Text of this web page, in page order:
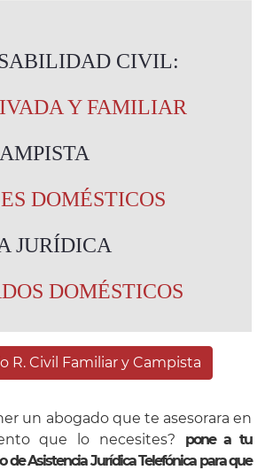
CIVIL:
Y FAMILIAR
DOMÉSTICOS
JURÍDICA
DOMÉSTICOS
R. Civil Familiar y Campista
un abogado que te asesorara en
que lo necesites? pone a tu
de Asistencia Jurídica Telefónica para que